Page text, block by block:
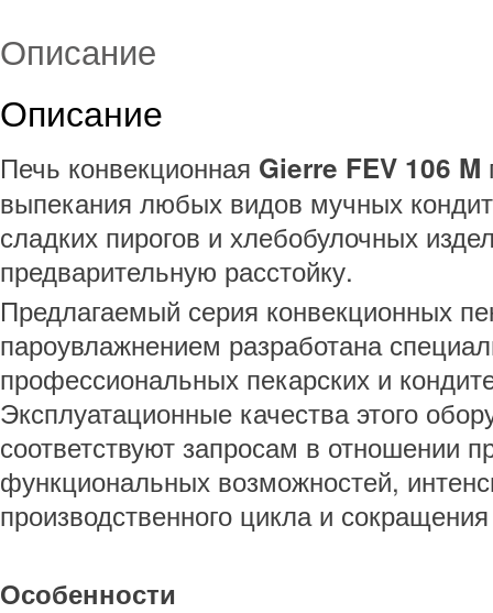
Описание
Описание
Печь конвекционная Gierre FEV 106 M
выпекания любых видов мучных
сладких пирогов и хлебобулочных
предварительную расстойку.
Предлагаемый серия конвекционных
пароувлажнением разработана
профессиональных пекарских и
Эксплуатационные качества этого
соответствуют запросам в отношении
функциональных возможностей,
производственного цикла и
Особенности